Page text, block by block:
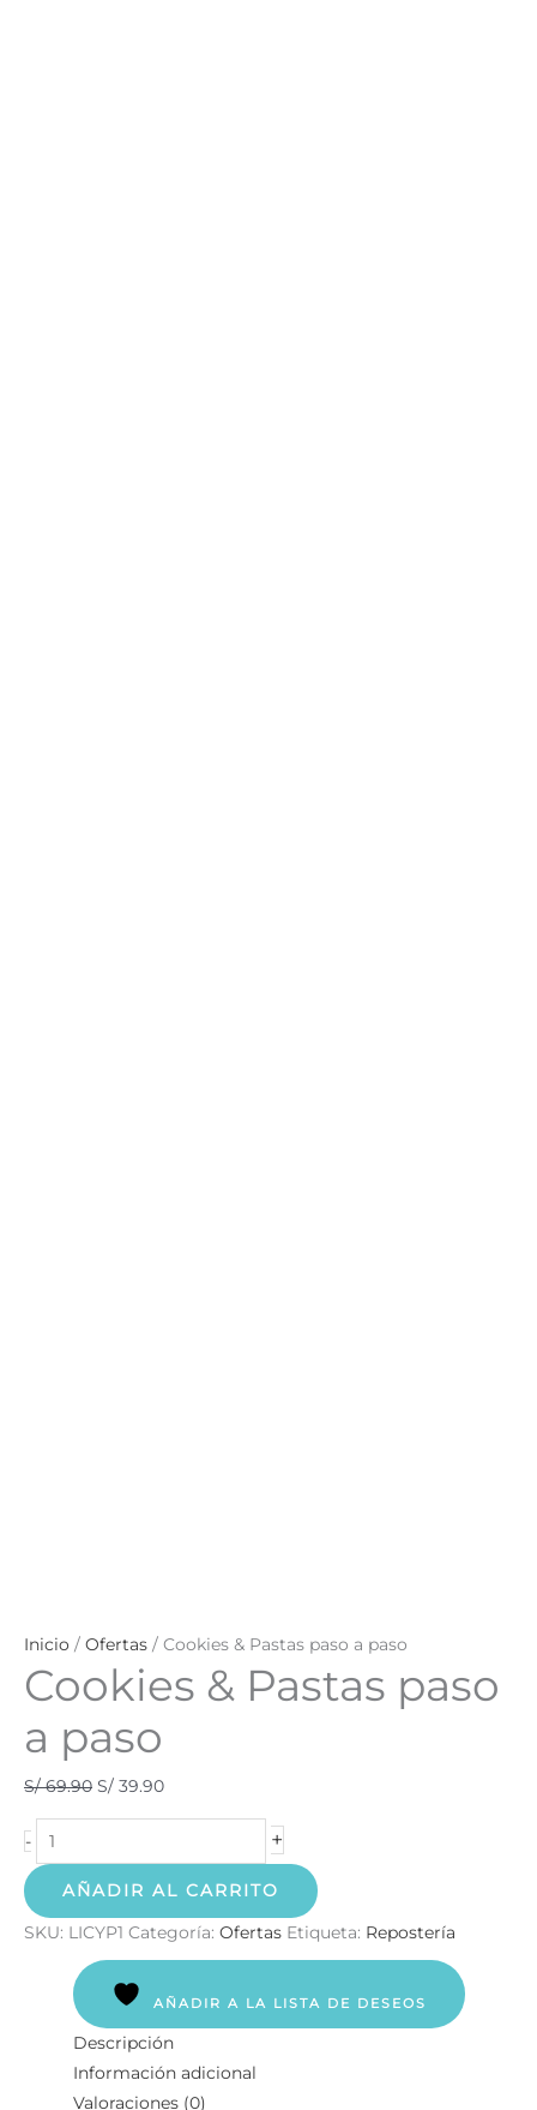
Inicio / Ofertas / Cookies & Pastas paso a paso
Cookies & Pastas paso
a paso
S/69.90 S/ 39.90
- +
AÑADIR AL CARRITO
SKU: LICYP1 Categoría: Ofertas Etiqueta: Repostería
AÑADIR A LA LISTA DE DESEOS
Descripción
Información adicional
Valoraciones (0)